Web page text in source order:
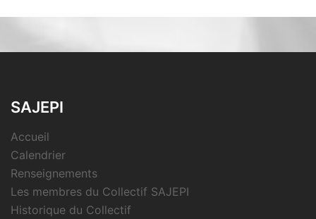
SAJEPI
Accueil
Calendrier
Renseignements
Les membres du Collectif SAJEPI
Historique du Collectif